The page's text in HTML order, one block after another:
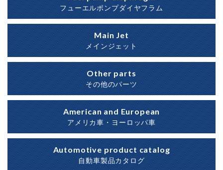
フューエルポンプダイヤフラム
Main Jet
メインジェット
Other parts
その他のパーツ
American and European
アメリカ車・ヨーロッパ車
Automotive product catalog
自動車製品カタログ